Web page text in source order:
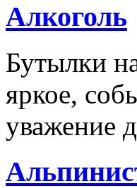
Алкоголь
Бутылки
яркое,
уважение